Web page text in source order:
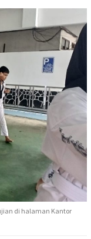
di halaman Kantor